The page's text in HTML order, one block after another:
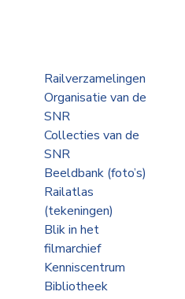
Railverzamelingen
Organisatie van de
SNR
Collecties van de
SNR
Beeldbank (foto’s)
Railatlas
(tekeningen)
Blik in het
filmarchief
Kenniscentrum
Bibliotheek